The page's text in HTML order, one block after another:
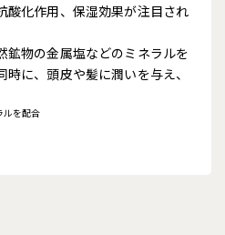
酸化作用、保湿効果が注目され
鉱物の金属塩などのミネラルを
に、頭皮や髪に潤いを与え、
ルを配合